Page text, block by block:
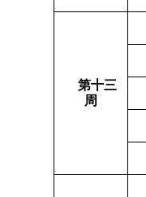
第十三
周